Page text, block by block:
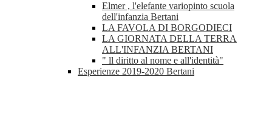
Elmer , l'elefante variopinto scuola
dell'infanzia Bertani
LA FAVOLA DI BORGODIECI
LA GIORNATA DELLA TERRA
ALL'INFANZIA BERTANI
" ll diritto al nome e all'identità"
Esperienze 2019-2020 Bertani